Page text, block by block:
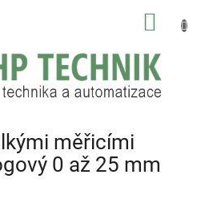
měřicími
0 až 25 mm